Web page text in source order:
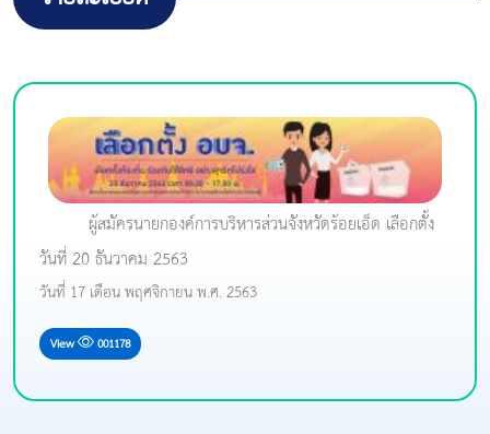
ผู้สมัครนายกองค์การบริหารส่วนจังหวัดร้อยเอ็ด เลือกตั้ง
วันที่ 20 ธันวาคม 2563
วันที่ 17 เดือน พฤศจิกายน พ.ศ. 2563
View 001178